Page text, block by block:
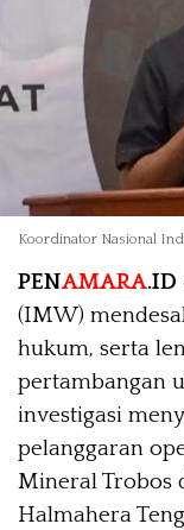
Koordinator Nasional
PENAMARA.ID
(IMW)
hukum, serta
pertambangan
investigasi
pelanggaran
Mineral Trobos
Halmahera